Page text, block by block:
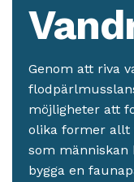
Genom att riva
möjligheter att
olika former allt
som människan
bygga en